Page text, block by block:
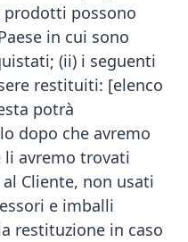
prodotti possono
in cui sono
(ii) i seguenti
restituiti: [elenco
potrà
dopo che avremo
avremo trovati
Cliente, non usati
e imballi
restituzione in caso